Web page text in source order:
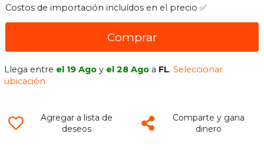
Costos de importación incluídos en el precio ✅
Comprar
Llega entre el 19 Ago y el 28 Ago a FL.Seleccionar
ubicación
Agregar a lista de
deseos
Comparte y gana
dinero